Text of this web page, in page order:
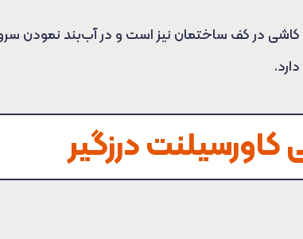
در کف ساختمان نیز است و در آب‌بند نمودن
درزگیر